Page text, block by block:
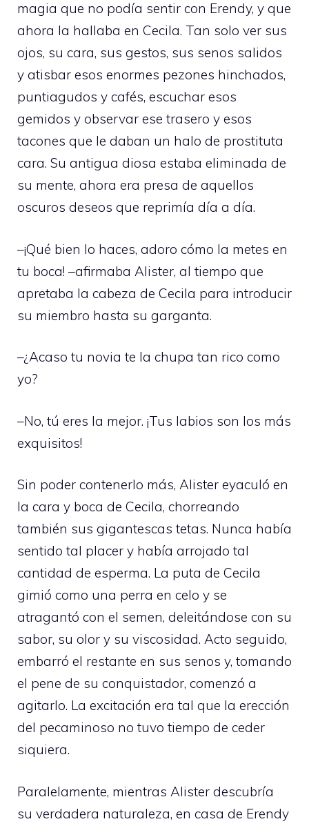
magia que no podía sentir con Erendy, y que
ahora la hallaba en Cecila. Tan solo ver sus
ojos, su cara, sus gestos, sus senos salidos
y atisbar esos enormes pezones hinchados,
puntiagudos y cafés, escuchar esos
gemidos y observar ese trasero y esos
tacones que le daban un halo de prostituta
cara. Su antigua diosa estaba eliminada de
su mente, ahora era presa de aquellos
oscuros deseos que reprimía día a día.
–¡Qué bien lo haces, adoro cómo la metes en
tu boca! –afirmaba Alister, al tiempo que
apretaba la cabeza de Cecila para introducir
su miembro hasta su garganta.
–¿Acaso tu novia te la chupa tan rico como
yo?
–No, tú eres la mejor. ¡Tus labios son los más
exquisitos!
Sin poder contenerlo más, Alister eyaculó en
la cara y boca de Cecila, chorreando
también sus gigantescas tetas. Nunca había
sentido tal placer y había arrojado tal
cantidad de esperma. La puta de Cecila
gimió como una perra en celo y se
atragantó con el semen, deleitándose con su
sabor, su olor y su viscosidad. Acto seguido,
embarró el restante en sus senos y, tomando
el pene de su conquistador, comenzó a
agitarlo. La excitación era tal que la erección
del pecaminoso no tuvo tiempo de ceder
siquiera.
Paralelamente, mientras Alister descubría
su verdadera naturaleza, en casa de Erendy